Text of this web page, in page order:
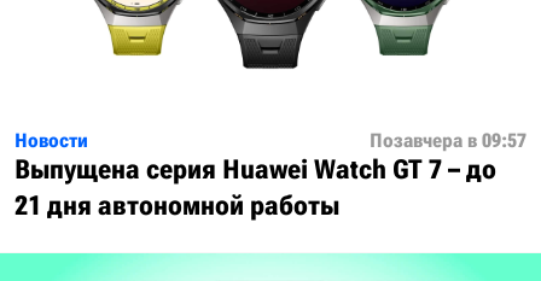
Новости Позавчера в 09:57
Выпущена серия Huawei Watch GT 7 – до
21 дня автономной работы